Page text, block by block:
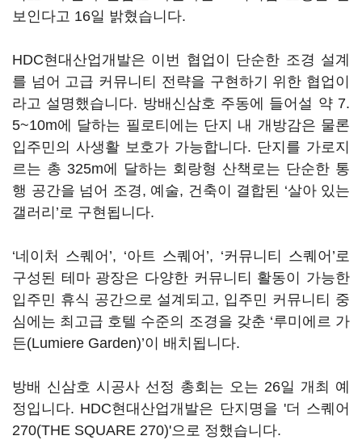
보인다고 16일 밝혔습니다.
HDC현대산업개발은 이번 협업이 단순한 조경 설계
를 넘어 고급 커뮤니티 전략을 구현하기 위한 협업이
라고 설명했습니다. 방배신삼호 주동에 들어설 약 7.
5~10m에 달하는 필로티에는 단지 내 개방감은 물론
입주민의 사생활 보호가 가능합니다. 단지를 가로지
르는 총 325m에 달하는 회랑형 산책로는 단순한 통
행 공간을 넘어 조경, 예술, 건축이 결합된 ‘살아 있는
갤러리’로 구현됩니다.
‘네이처 스퀘어’, ‘아트 스퀘어’, ‘커뮤니티 스퀘어’로
구성된 테마 광장은 다양한 커뮤니티 활동이 가능한
입주민 휴식 공간으로 설계되고, 입주민 커뮤니티 중
심에는 최고급 호텔 수준의 조경을 갖춘 ‘루미에르 가
든(Lumiere Garden)’이 배치됩니다.
방배 신삼호 시공사 선정 총회는 오는 26일 개최 예
정입니다. HDC현대산업개발은 단지명을 '더 스퀘어
270(THE SQUARE 270)'으로 정했습니다.